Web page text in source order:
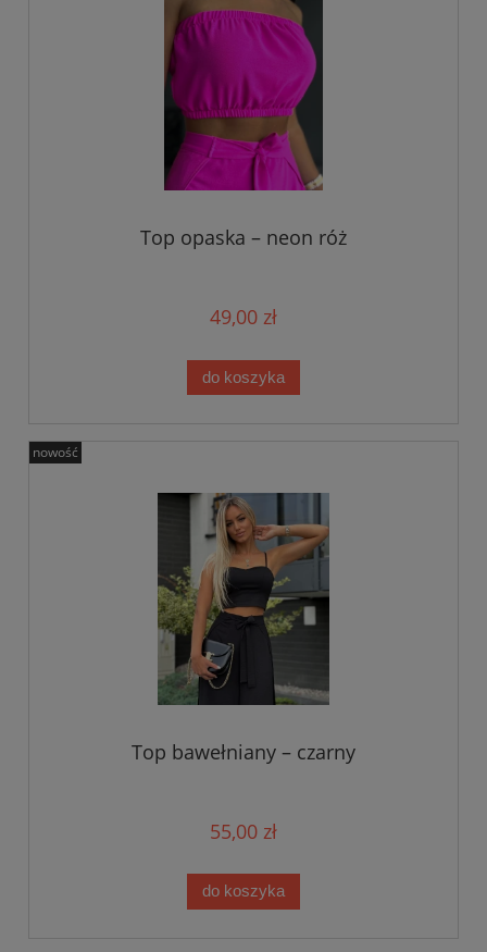
Top opaska – neon róż
49,00 zł
do koszyka
Top bawełniany – czarny
55,00 zł
do koszyka
nowość